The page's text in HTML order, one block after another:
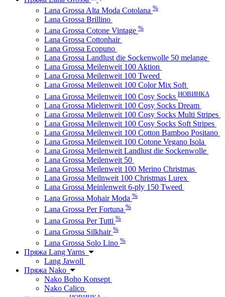
Lana Grossa Alta Moda Cotolana %
Lana Grossa Brillino
Lana Grossa Cotone Vintage %
Lana Grossa Cottonhair
Lana Grossa Ecopuno
Lana Grossa Landlust die Sockenwolle 50 melange
Lana Grossa Meilenweit 100 Aktion
Lana Grossa Meilenweit 100 Tweed
Lana Grossa Meilenweit 100 Color Mix Soft
Lana Grossa Meilenweit 100 Cosy Socks НОВИНКА
Lana Grossa Mielenweit 100 Cosy Socks Dream
Lana Grossa Meilenweit 100 Cosy Socks Multi Stripes
Lana Grossa Meilenweit 100 Cosy Socks Soft Stripes
Lana Grossa Meilenweit 100 Cotton Bamboo Positano
Lana Grossa Meilenweit 100 Cotone Vegano Isola
Lana Grossa Meilenweit Landlust die Sockenwolle
Lana Grossa Meilenweit 50
Lana Grossa Meilenweit 100 Merino Christmas
Lana Grossa Meilnweit 100 Christmas Lurex
Lana Grossa Meinlenweit 6-ply 150 Tweed
Lana Grossa Mohair Moda %
Lana Grossa Per Fortuna %
Lana Grossa Per Tutti %
Lana Grossa Silkhair %
Lana Grossa Solo Lino %
Пряжа Lang Yarns
Lang Jawoll
Пряжа Nako
Nako Boho Konsept
Nako Calico